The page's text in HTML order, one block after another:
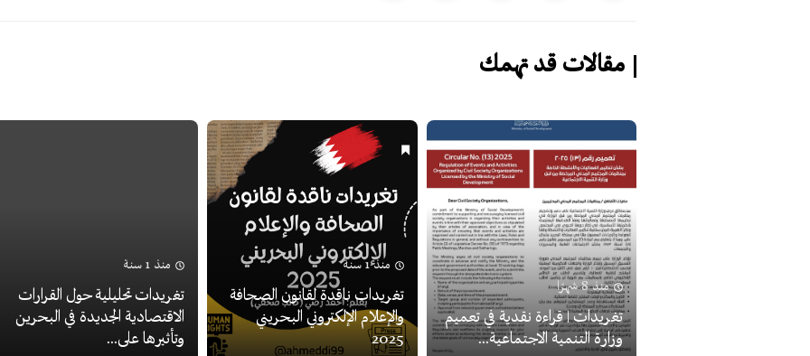
مقالات قد تهمك
منذ 8 شهرًا
تغريدات | قراءة نقدية في تعميم
وزارة التنمية الاجتماعية...
منذ 1 سنة
تغريدات ناقدة لقانون الصحافة
والإعلام الإلكتروني البحريني
2025
منذ 1 سنة
تغريدات تحليلية حول القرارات
الاقتصادية الجديدة في البحرين
وتأثيرها على...